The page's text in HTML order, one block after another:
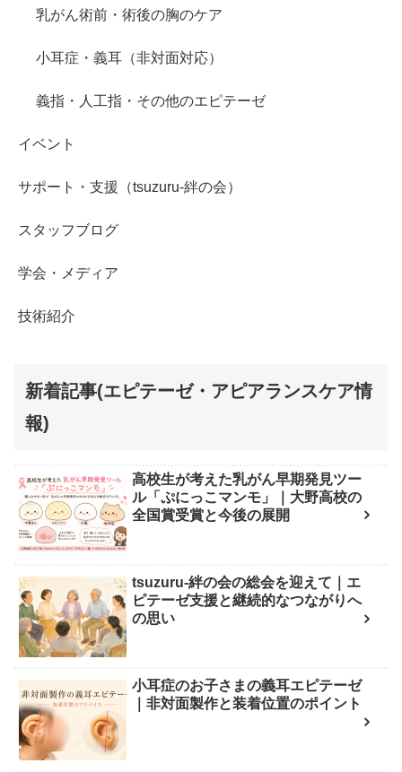
乳がん術前・術後の胸のケア
小耳症・義耳（非対面対応）
義指・人工指・その他のエピテーゼ
イベント
サポート・支援（tsuzuru-絆の会）
スタッフブログ
学会・メディア
技術紹介
新着記事(エピテーゼ・アピアランスケア情
報)
高校生が考えた乳がん早期発見ツー
ル「ぷにっこマンモ」｜大野高校の
全国賞受賞と今後の展開
tsuzuru-絆の会の総会を迎えて｜エ
ピテーゼ支援と継続的なつながりへ
の思い
小耳症のお子さまの義耳エピテーゼ
｜非対面製作と装着位置のポイント